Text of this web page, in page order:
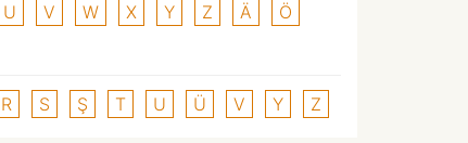
U V W X Y Z Ä
Ö
R S Ş T U Ü V Y Z